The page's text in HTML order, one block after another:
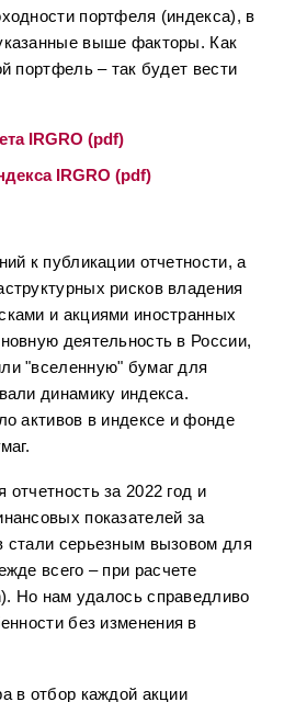
портфеля (индекса), в
выше факторы. Как
портфель – так будет вести
IRGRO (pdf)
IRGRO (pdf)
к публикации отчетности, а
рисков владения
и акциями иностранных
деятельность в России,
"вселенную" бумаг для
динамику индекса.
активов в индексе и фонде
за 2022 год и
показателей за
стали серьезным вызовом для
всего – при расчете
Но нам удалось справедливо
без изменения в
в отбор каждой акции